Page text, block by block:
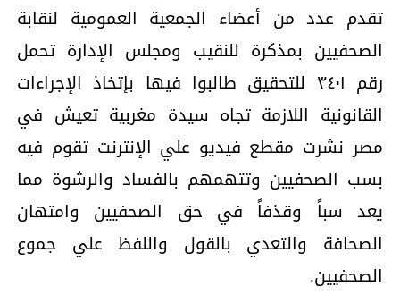
تقدم عدد من أعضاء الجمعية العمومية لنقابة
الصحفيين بمذكرة للنقيب ومجلس الإدارة تحمل
رقم ٣٤٠١ للتحقيق طالبوا فيها بإتخاذ الإجراءات
القانونية اللازمة تجاه سيدة مغربية تعيش في
مصر نشرت مقطع فيديو علي الإنترنت تقوم فيه
بسب الصحفيين وتتهمهم بالفساد والرشوة مما
يعد سباً وقذفاً في حق الصحفيين وامتهان
الصحافة والتعدي بالقول واللفظ علي جموع
الصحفيين.